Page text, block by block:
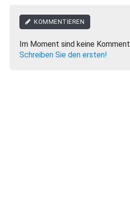
KOMMENTIEREN
Im Moment sind keine
Schreiben Sie den ersten!